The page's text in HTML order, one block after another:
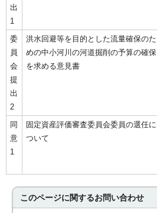
出
1
委
員
会
提
出
2
洪水回避等を目的とした流量確保のた
めの中小河川の河道掘削の予算の確保
を求める意見書
同
意
1
固定資産評価審査委員会委員の選任に
ついて
このページに関するお問い合わせ